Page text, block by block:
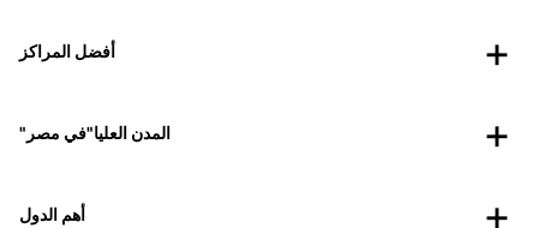
أفضل المراكز
"المدن العليا"في مصر
أهم الدول